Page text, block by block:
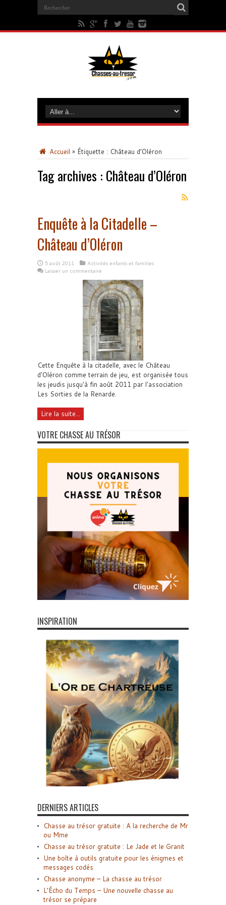
Accueil » Étiquette : Château d’Oléron
Tag archives : Château d’Oléron
Enquête à la Citadelle –
Château d’Oléron
5 août 2011
Activités enfants et familles
Laisser un commentaire
Cette Enquête à la citadelle, avec le Château
d'Oléron comme terrain de jeu, est organisée tous
les jeudis jusqu'à fin août 2011 par l'association
Les Sorties de la Renarde.
Lire la suite...
VOTRE CHASSE AU TRÉSOR
INSPIRATION
DERNIERS ARTICLES
Chasse au trésor gratuite : A la recherche de Mr
ou Mme
Chasse au trésor gratuite : Le Jade et le Granit
Une boîte à outils gratuite pour les énigmes et
messages codés
Chasse anonyme – La chasse au trésor
L’Écho du Temps – Une nouvelle chasse au
trésor se prépare